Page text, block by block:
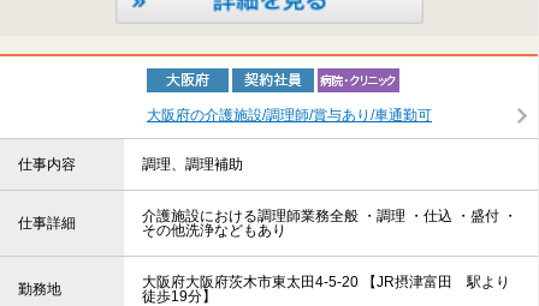
大阪府の介護施設/調理師/賞与あり/車通勤可
仕事内容 調理、調理補助
仕事詳細
介護施設における調理師業務全般 ・調理 ・仕込 ・盛付 ・
その他洗浄などもあり
勤務地
大阪府大阪府茨木市東太田4-5-20 【JR摂津富田 駅より
徒歩19分】